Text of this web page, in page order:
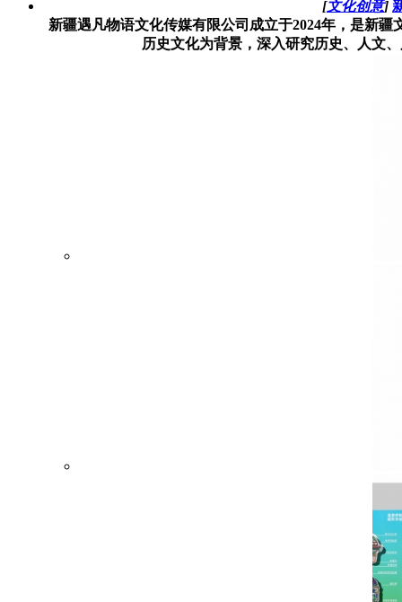
[文化创意]
新疆遇凡物语文化传媒有限公司成立于2024年，是新
历史文化为背景，深入研究历史、人文